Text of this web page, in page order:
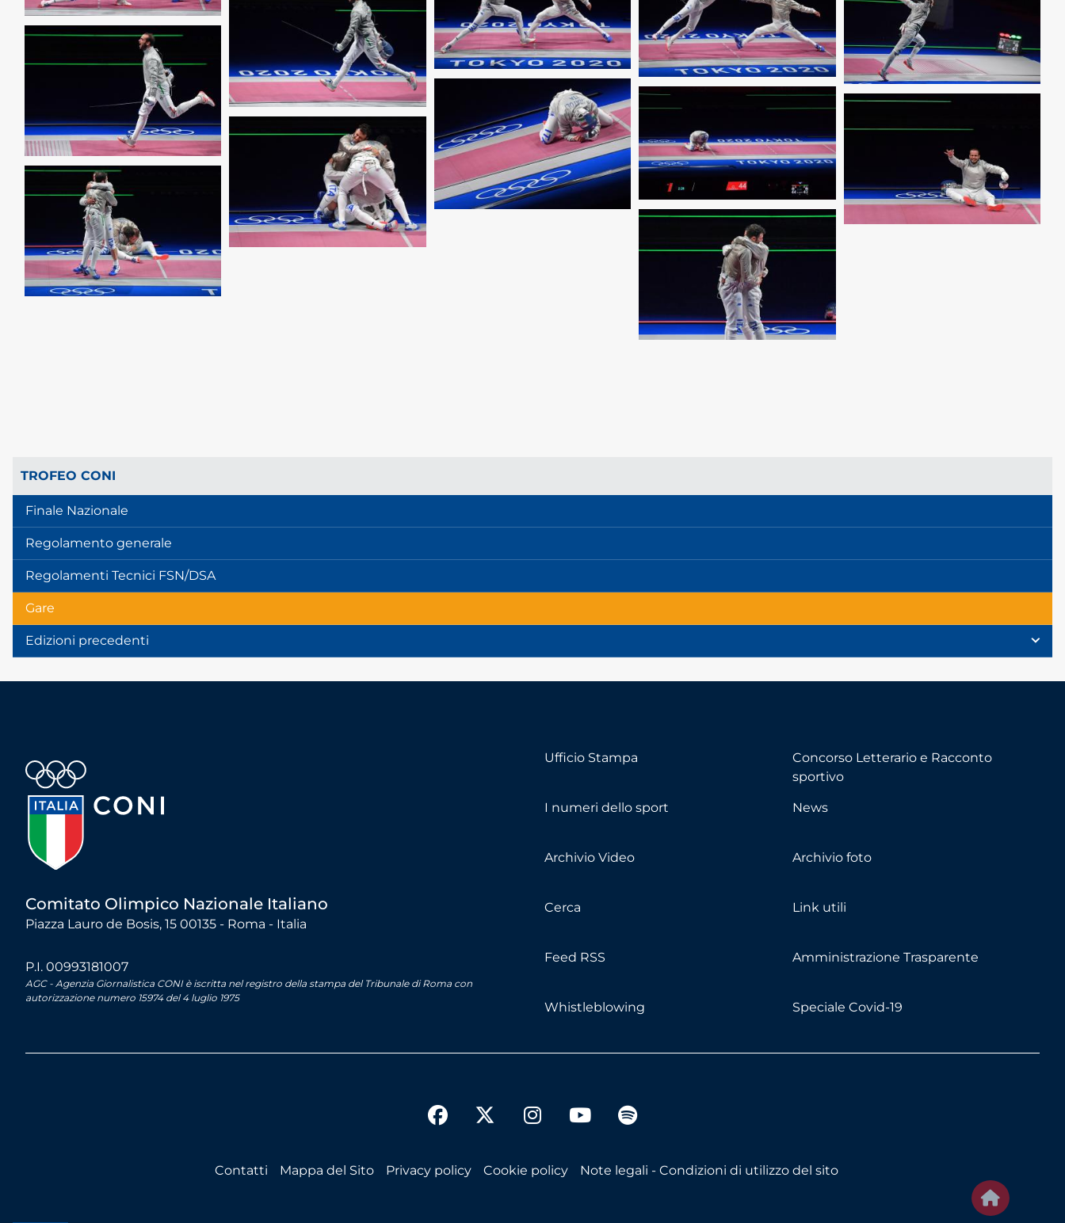
TROFEO CONI
Finale Nazionale
Regolamento generale
Regolamenti Tecnici FSN/DSA
Gare
Edizioni precedenti
Comitato Olimpico Nazionale Italiano
Piazza Lauro de Bosis, 15 00135 - Roma - Italia
P.I. 00993181007
AGC - Agenzia Giornalistica CONI è iscritta nel registro della stampa del Tribunale di Roma con
autorizzazione numero 15974 del 4 luglio 1975
Ufficio Stampa
Concorso Letterario e Racconto
sportivo
I numeri dello sport News
Archivio Video Archivio foto
Cerca Link utili
Feed RSS Amministrazione Trasparente
Whistleblowing Speciale Covid-19
facebookinstagram
youtubespotify
Contatti Mappa del Sito Privacy policy Cookie policy Note legali - Condizioni di utilizzo del sito